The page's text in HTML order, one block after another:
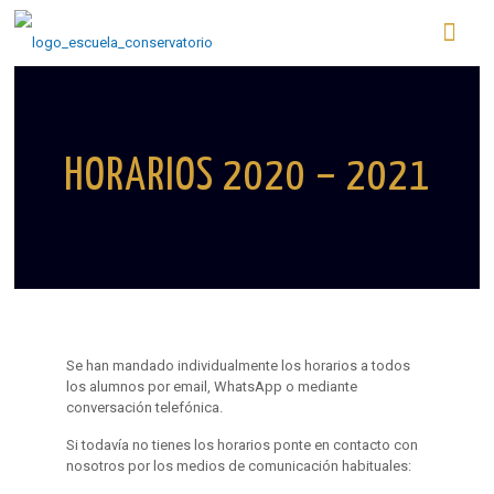
HORARIOS 2020 – 2021
Se han mandado individualmente los horarios a todos
los alumnos por email, WhatsApp o mediante
conversación telefónica.
Si todavía no tienes los horarios ponte en contacto con
nosotros por los medios de comunicación habituales: